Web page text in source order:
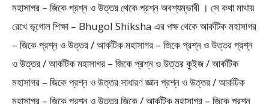
মহাসাগর – জিকে প্রশ্ন ও উত্তর থেকে প্রশ্ন অবশ্যম্ভাবী । সে কথা মাথায়
রেখে ভূগোল শিক্ষা – Bhugol Shiksha এর পক্ষ থেকে আর্কটিক মহাসাগর
– জিকে প্রশ্ন ও উত্তর / আর্কটিক মহাসাগর – জিকে প্রশ্ন ও উত্তর প্রশ্ন
ও উত্তর / আর্কটিক মহাসাগর – জিকে প্রশ্ন ও উত্তর কুইজ / আর্কটিক
মহাসাগর – জিকে প্রশ্ন ও উত্তর সাধারণ জ্ঞান প্রশ্ন ও উত্তর / আর্কটিক
মহাসাগর – জিকে প্রশ্ন ও উত্তর জিকে / আর্কটিক মহাসাগর – জিকে প্রশ্ন